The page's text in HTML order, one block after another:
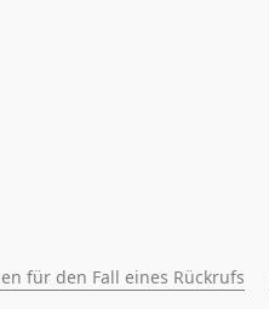
für den Fall eines Rückrufs